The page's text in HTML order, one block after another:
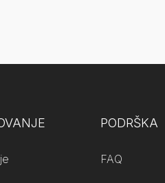
PODRŠKA
FAQ